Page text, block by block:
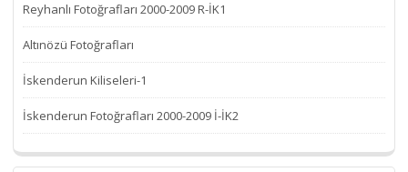
Reyhanlı Fotoğrafları 2000-2009 R-İK1
Altınözü Fotoğrafları
İskenderun Kiliseleri-1
İskenderun Fotoğrafları 2000-2009 İ-İK2